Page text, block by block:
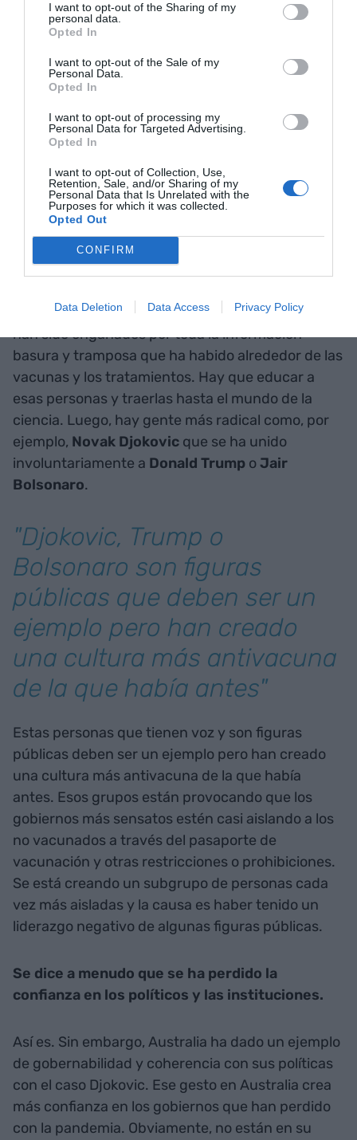
I want to opt-out of the Sharing of my
personal data.
Opted In
I want to opt-out of the Sale of my
Personal Data.
Opted In
I want to opt-out of processing my
Personal Data for Targeted Advertising.
Opted In
I want to opt-out of Collection, Use,
Retention, Sale, and/or Sharing of my
Personal Data that Is Unrelated with the
Purposes for which it was collected.
Opted Out
CONFIRM
Data Deletion Data Access Privacy Policy
Fotografía cedida por CaixaForum Macaya
¿Qué le diría a la gente que todavía no ha
querido vacunarse?
Hay dos tipos de no vacunados. Primero, los que
han sido engañados por toda la información
basura y tramposa que ha habido alrededor de las
vacunas y los tratamientos. Hay que educar a
esas personas y traerlas hasta el mundo de la
ciencia. Luego, hay gente más radical como, por
ejemplo, Novak Djokovic que se ha unido
involuntariamente a Donald Trump oJair
Bolsonaro.
"Djokovic, Trump o
Bolsonaro son figuras
públicas que deben ser un
ejemplo pero han creado
una cultura más antivacuna
de la que había antes"
Estas personas que tienen voz y son figuras
públicas deben ser un ejemplo pero han creado
una cultura más antivacuna de la que había
antes. Esos grupos están provocando que los
gobiernos más sensatos estén casi aislando a los
no vacunados a través del pasaporte de
vacunación y otras restricciones o prohibiciones.
Se está creando un subgrupo de personas cada
vez más aisladas y la causa es haber tenido un
liderazgo negativo de algunas figuras públicas.
Se dice a menudo que se ha perdido la
confianza en los políticos y las instituciones.
Así es. Sin embargo, Australia ha dado un ejemplo
de gobernabilidad y coherencia con sus políticas
con el caso Djokovic. Ese gesto en Australia crea
más confianza en los gobiernos que han perdido
con la pandemia. Obviamente, no están en su